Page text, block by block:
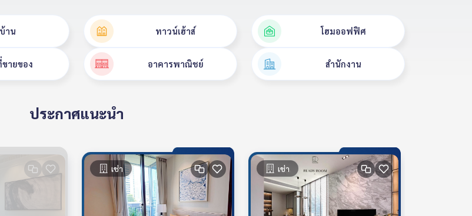
บ้าน ทาวน์เฮ้าส์ โฮมออฟฟิศ
ายของ อาคารพาณิชย์ สำนักงาน
ประกาศแนะนำ
เช่า เช่า